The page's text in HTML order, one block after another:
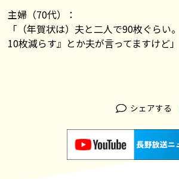
主婦（70代）：
「（年賀状は）夫と二人で90枚ぐらい
10枚減らす』とか夫が言ってますけど」
シェアする